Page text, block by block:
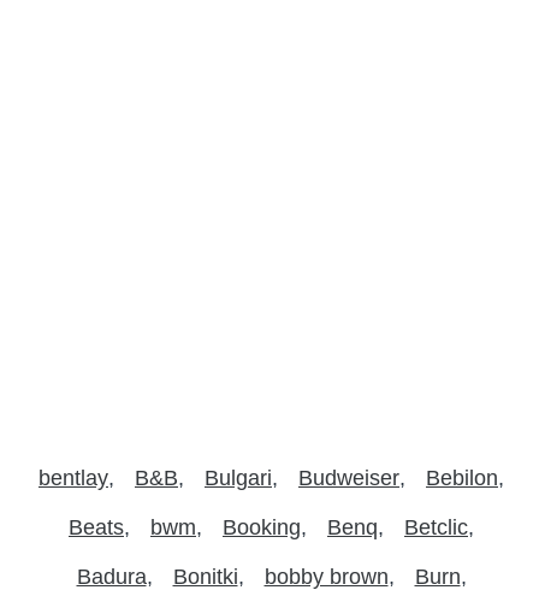
bentlay B&B Bulgari Budweiser Bebilon
Beats bwm Booking Benq Betclic
Badura Bonitki bobby brown Burn